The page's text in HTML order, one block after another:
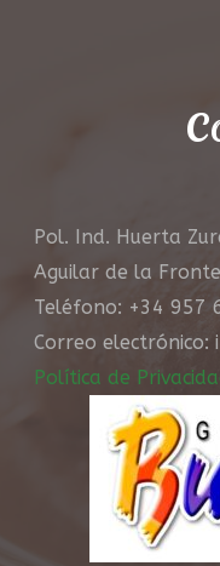
Pol. Ind. Huerta
Aguilar de la
Teléfono: +34 957
Correo electrónico:
Política de